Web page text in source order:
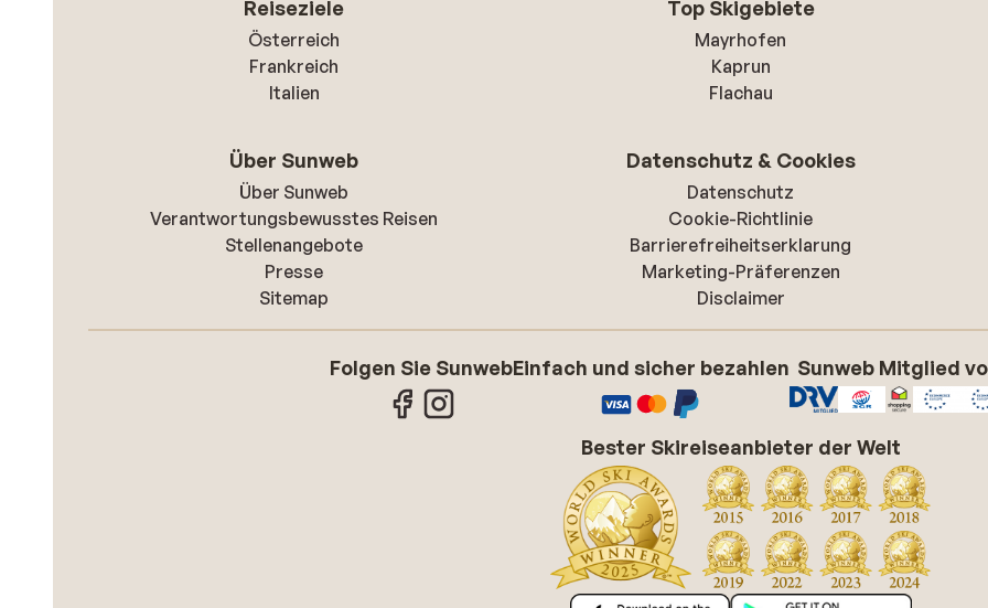
Reiseziele
Österreich
Frankreich
Italien
Top Skigebiete
Mayrhofen
Kaprun
Flachau
Über Sunweb
Über Sunweb
Verantwortungsbewusstes Reisen
Stellenangebote
Presse
Sitemap
Datenschutz & Cookies
Datenschutz
Cookie-Richtlinie
Barrierefreiheitserklarung
Marketing-Präferenzen
Disclaimer
Folgen Sie SunwebEinfach und sicher bezahlen Sunweb Mitglied
Bester Skireiseanbieter der Welt